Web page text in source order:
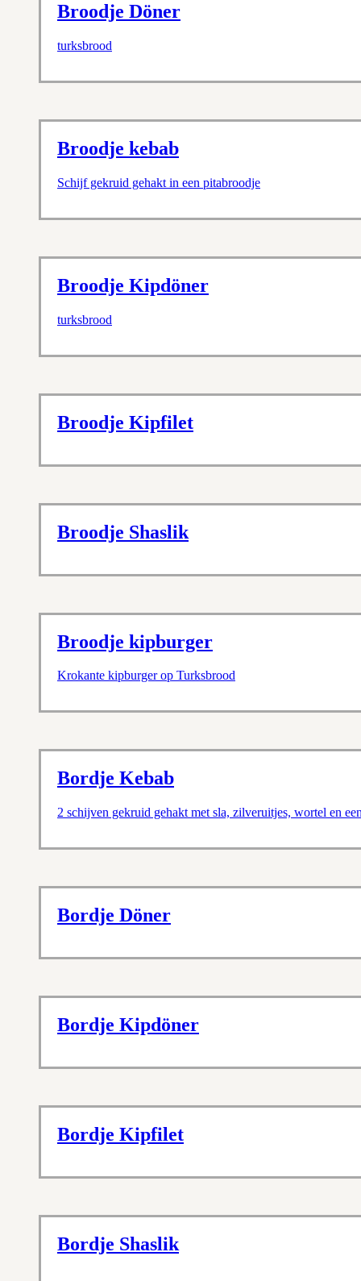
Broodje Döner
turksbrood
Broodje kebab
Schijf gekruid gehakt in een pitabroodje
Broodje Kipdöner
turksbrood
Broodje Kipfilet
Broodje Shaslik
Broodje kipburger
Krokante kipburger op Turksbrood
Bordje Kebab
2 schijven gekruid gehakt met sla, zilveruitjes, wortel en
Bordje Döner
Bordje Kipdöner
Bordje Kipfilet
Bordje Shaslik